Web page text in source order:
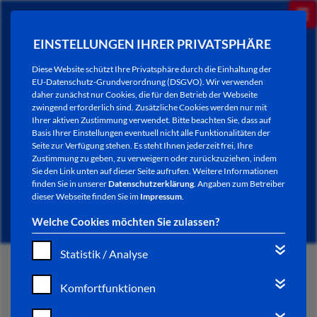
EINSTELLUNGEN IHRER PRIVATSPHÄRE
Diese Website schützt Ihre Privatsphäre durch die Einhaltung der
EU-Datenschutz-Grundverordnung (DSGVO). Wir verwenden
daher zunächst nur Cookies, die für den Betrieb der Webseite
zwingend erforderlich sind. Zusätzliche Cookies werden nur mit
Ihrer aktiven Zustimmung verwendet. Bitte beachten Sie, dass auf
Basis Ihrer Einstellungen eventuell nicht alle Funktionalitäten der
Seite zur Verfügung stehen. Es steht Ihnen jederzeit frei, Ihre
Zustimmung zu geben, zu verweigern oder zurückzuziehen, indem
Sie den Link unten auf dieser Seite aufrufen. Weitere Informationen
finden Sie in unsererDatenschutzerklärung. Angaben zum Betreiber
dieser Webseite finden Sie im Impressum.
Welche Cookies möchten Sie zulassen?
Statistik / Analyse
Komfortfunktionen
NEWSLETTER / CITY LETTER
START